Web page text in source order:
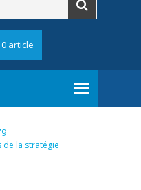
0 article
de la stratégie